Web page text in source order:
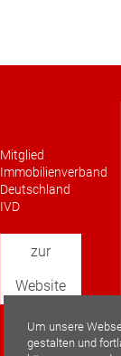
Um unsere
gestalten und
Mitglied
Immobilienverband
Deutschland
IVD
zur
Website